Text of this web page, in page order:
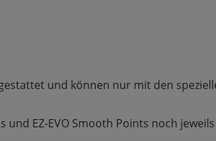
und können nur mit den
EZ-EVO Smooth Points noch